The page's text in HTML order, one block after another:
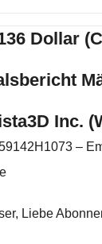
Dollar
Inc.
–
Liebe